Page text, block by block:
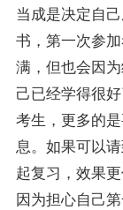
当成是决定自
书，第一次参
满，但也会因
己已经学得很
考生，更多的
息。如果可以
起复习，效果
因为担心自己